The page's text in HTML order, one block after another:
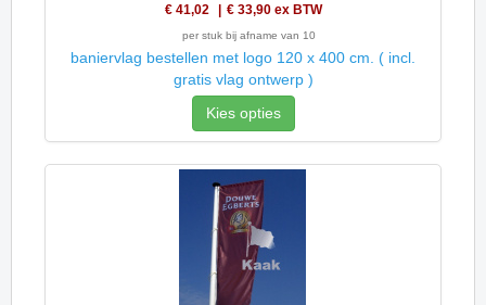
€ 41,02 € 33,90 ex BTW
per stuk bij afname van 10
baniervlag bestellen met logo 120 x 400 cm. ( incl.
gratis vlag ontwerp )
Kies opties